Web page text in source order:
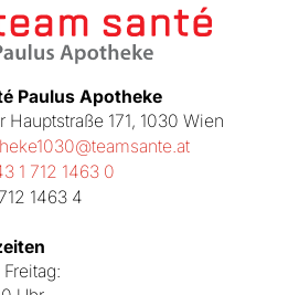
Paulus Apotheke
Hauptstraße 171, 1030 Wien
1 712 1463 0
1463 4